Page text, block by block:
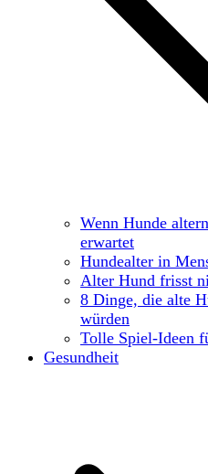
Wenn Hunde
erwartet
Hundealter in
Alter Hund frisst
8 Dinge, die alte
würden
Tolle Spiel-Ideen
Gesundheit